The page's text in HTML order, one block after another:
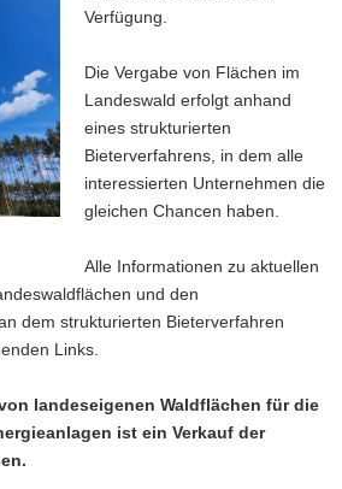
Verfügung.
Die Vergabe von Flächen im
Landeswald erfolgt anhand
eines strukturierten
Bieterverfahrens, in dem alle
interessierten Unternehmen die
gleichen Chancen haben.
Alle Informationen zu aktuellen
und den
dem strukturierten Bieterverfahren
Links.
landeseigenen Waldflächen für die
ist ein Verkauf der